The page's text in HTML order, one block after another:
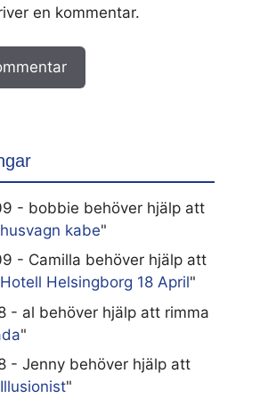
en kommentar.
- bobbie behöver hjälp att
husvagn kabe"
- Camilla behöver hjälp att
Hotell Helsingborg 18 April"
- al behöver hjälp att rimma
"
- Jenny behöver hjälp att
Illusionist"